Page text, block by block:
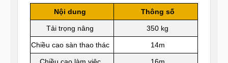
Nội dung Thông số
Tải trọng nâng 350 kg
Chiều cao sàn thao thác 14m